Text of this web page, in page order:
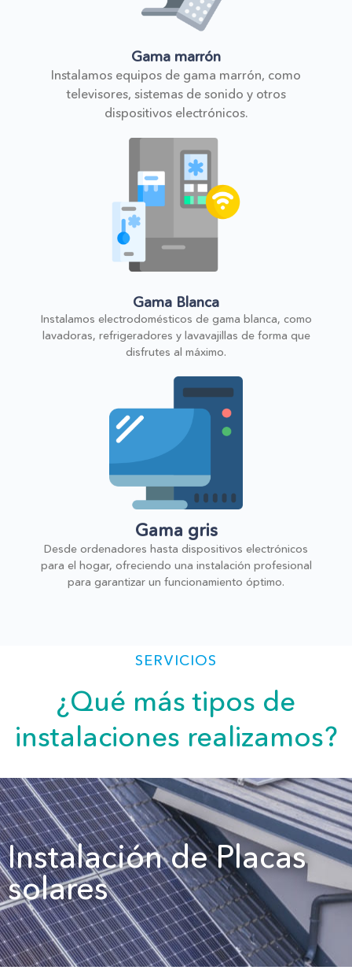
Gama marrón
Instalamos equipos de gama marrón, como
televisores, sistemas de sonido y otros
dispositivos electrónicos.
Gama Blanca
Instalamos electrodomésticos de gama blanca, como
lavadoras, refrigeradores y lavavajillas de forma que
disfrutes al máximo.
Gama gris
Desde ordenadores hasta dispositivos electrónicos
para el hogar, ofreciendo una instalación profesional
para garantizar un funcionamiento óptimo.
SERVICIOS
¿Qué más tipos de
instalaciones realizamos?
Instalación de Placas
solares